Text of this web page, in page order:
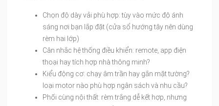
Chọn độ dày vải phù hợp: tùy vào mức độ ánh
sáng nơi bạn lắp đặt (cửa sổ hướng tây nên dùng
rèm hai lớp)
Cân nhắc hệ thống điều khiển: remote, app điện
thoại hay tích hợp nhà thông minh?
Kiểu động cơ: chạy âm trần hay gắn mặt tường?
loại motor nào phù hợp ngân sách và nhu cầu?
Phối cùng nội thất: rèm trắng dễ kết hợp, nhưng